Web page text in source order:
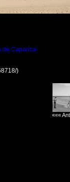
de Caparica
)
«««